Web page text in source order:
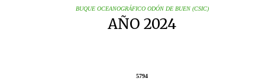
BUQUE OCEANOGRÁFICO ODÓN DE BUEN (CSIC)
AÑO 2024
5794